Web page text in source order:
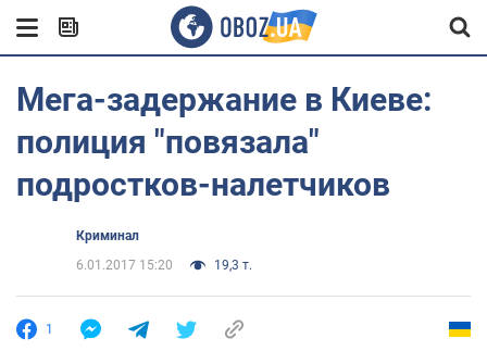
Мега-задержание в Киеве:
полиция "повязала"
подростков-налетчиков
Криминал
6.01.2017 15:20
19,3 т.
1